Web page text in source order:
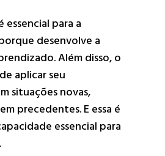
para a
desenvolve a
Além disso, o
aplicar seu
situações novas,
precedentes. E essa é
essencial para